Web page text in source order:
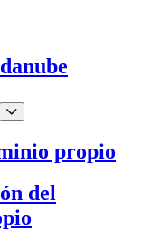
propio
del